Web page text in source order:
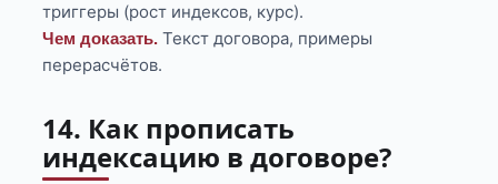
триггеры (рост индексов, курс).
Чем доказать. Текст договора, примеры
перерасчётов.
14. Как прописать
индексацию в договоре?